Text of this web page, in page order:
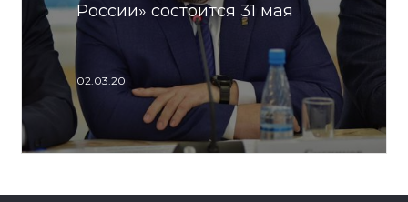
России» состоится 31 мая
02.03.20